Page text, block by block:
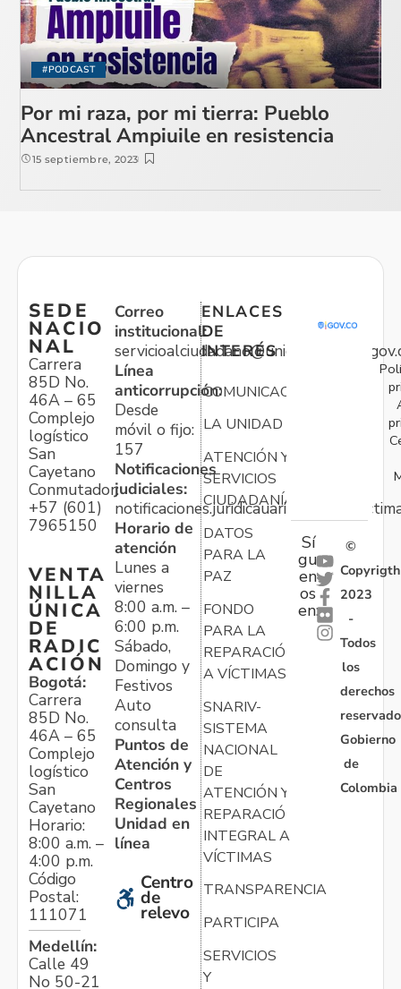
#PODCAST
Por mi raza, por mi tierra: Pueblo
Ancestral Ampiuile en resistencia
15 septiembre, 2023
SEDE
NACIO
NAL
Carrera
85D No.
46A – 65
Complejo
logístico
San
Cayetano
Conmutador:
+57 (601)
7965150
VENTA
NILLA
ÚNICA
DE
RADIC
ACIÓN
Bogotá:
Carrera
85D No.
46A – 65
Complejo
logístico
San
Cayetano
Horario:
8:00 a.m. –
4:00 p.m.
Código
Postal:
111071
Medellín:
Calle 49
No 50-21
Correo
institucional:
Línea
anticorrupción:
Desde
móvil o fijo:
157
Notificaciones
judiciales:
Horario de
atención
Lunes a
viernes
8:00 a.m. –
6:00 p.m.
Sábado,
Domingo y
Festivos
Auto
consulta
Puntos de
Atención y
Centros
Regionales
Unidad en
línea
Centro
de
relevo
ENLACES
DE
INTERÉS
COMUNICACIONES
LA UNIDAD
ATENCIÓN Y
SERVICIOS
CIUDADANÍA
DATOS
PARA LA
PAZ
FONDO
PARA LA
REPARACIÓN
A VÍCTIMAS
SNARIV-
SISTEMA
NACIONAL
DE
ATENCIÓN Y
REPARACIÓN
INTEGRAL A
VÍCTIMAS
TRANSPARENCIA
PARTICIPA
SERVICIOS
Y
Sí
gu
en
os
en:
©
Copyrigth
2023
-
Todos
los
derechos
Gobierno
de
Colombia